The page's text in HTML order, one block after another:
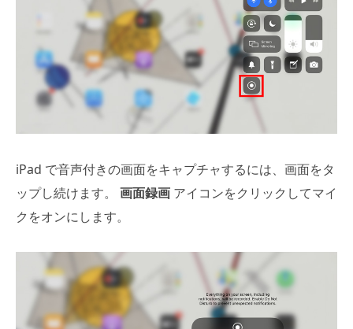
iPad で音声付きの画面をキャプチャするには、画面をタ
ップし続けます。 画面録画 アイコンをクリックしてマイ
クをオンにします。